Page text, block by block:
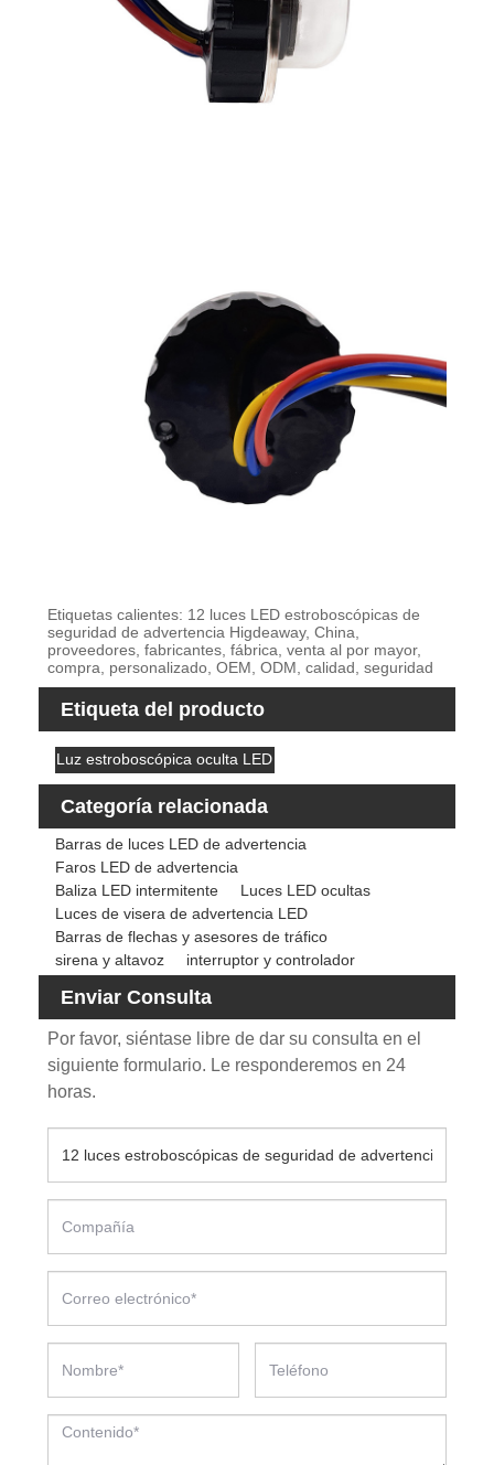
Etiquetas calientes: 12 luces LED estroboscópicas de
seguridad de advertencia Higdeaway, China,
proveedores, fabricantes, fábrica, venta al por mayor,
compra, personalizado, OEM, ODM, calidad, seguridad
Etiqueta del producto
Luz estroboscópica oculta LED
Categoría relacionada
Barras de luces LED de advertencia
Faros LED de advertencia
Baliza LED intermitente
Luces LED ocultas
Luces de visera de advertencia LED
Barras de flechas y asesores de tráfico
sirena y altavoz
interruptor y controlador
Enviar Consulta
Por favor, siéntase libre de dar su consulta en el
siguiente formulario. Le responderemos en 24
horas.